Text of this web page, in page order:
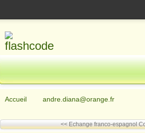
Accueil andre.diana@orange.fr
<< Echange franco-espagnol